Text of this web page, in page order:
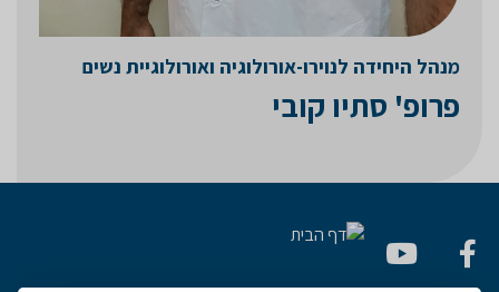
מנהל היחידה לנוירו-אורולוגיה ואורולוגיית נשים
פרופ' סתיו קובי